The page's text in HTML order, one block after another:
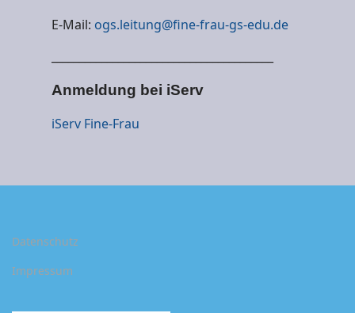
E-Mail: ogs.leitung@fine-frau-gs-edu.de
Anmeldung bei iServ
iServ Fine-Frau
Datenschutz
Impressum